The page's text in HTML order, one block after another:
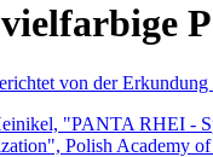
von der Erkundung
"PANTA RHEI -
Polish Academy of